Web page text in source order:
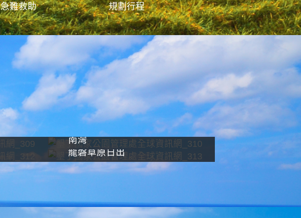
急難救助 規劃行程 影像直播
南灣
龍磐草原日出